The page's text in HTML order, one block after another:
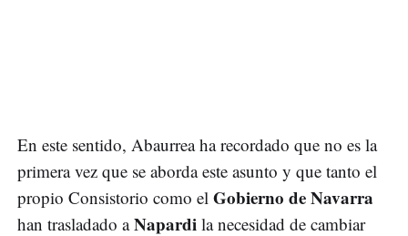
En este sentido, Abaurrea ha recordado que no es la
primera vez que se aborda este asunto y que tanto el
propio Consistorio como el Gobierno de Navarra
han trasladado aNapardi la necesidad de cambiar